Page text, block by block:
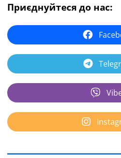
Приєднуйтеся до нас: